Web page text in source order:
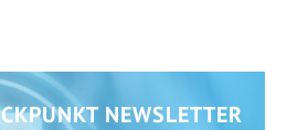
NEWSLETTER